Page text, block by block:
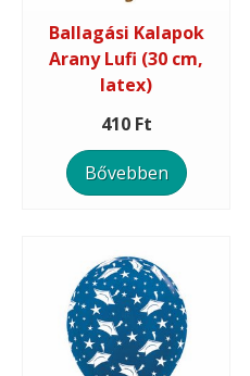
Ballagási Kalapok
Arany Lufi (30 cm,
latex)
410 Ft
Bővebben